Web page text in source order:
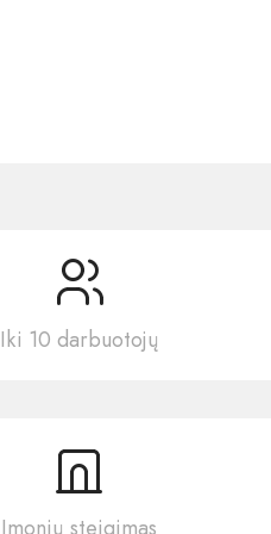
Iki 10 darbuotojų